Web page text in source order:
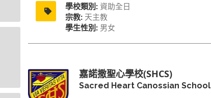
學校類別: 資助全日
宗教: 天主教
學生性別: 男女
嘉諾撒聖心學校(SHCS)
Sacred Heart Canossian School